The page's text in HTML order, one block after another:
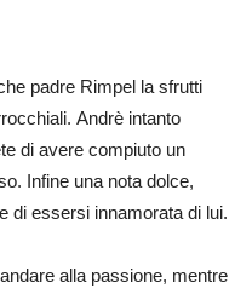
padre Rimpel la sfrutti
Andrè intanto
di avere compiuto un
Infine una nota dolce,
di essersi innamorata di lui.
alla passione, mentre